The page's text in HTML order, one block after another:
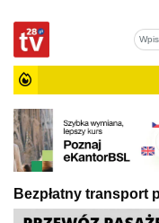
Bezpłatny transport